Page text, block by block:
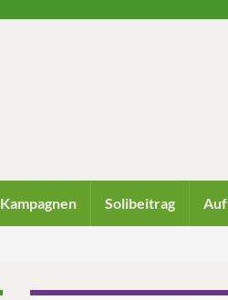
Kampagnen Solibeitrag